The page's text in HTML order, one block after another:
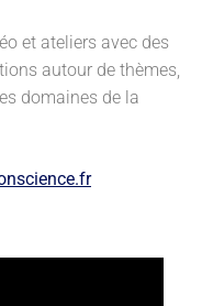
et ateliers avec des
autour de thèmes,
domaines de la